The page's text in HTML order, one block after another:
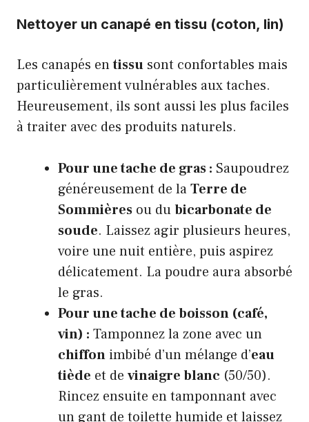
Nettoyer un canapé en tissu (coton, lin)
Les canapés entissu sont confortables mais
particulièrement vulnérables aux taches.
Heureusement, ils sont aussi les plus faciles
à traiter avec des produits naturels.
Pour une tache de gras : Saupoudrez
généreusement de laTerre de
Sommières ou dubicarbonate de
soude. Laissez agir plusieurs heures,
voire une nuit entière, puis aspirez
délicatement. La poudre aura absorbé
le gras.
Pour une tache de boisson (café,
vin) : Tamponnez la zone avec un
chiffon imbibé d’un mélange d’eau
tiède et de vinaigre blanc (50/50).
Rincez ensuite en tamponnant avec
un gant de toilette humide et laissez